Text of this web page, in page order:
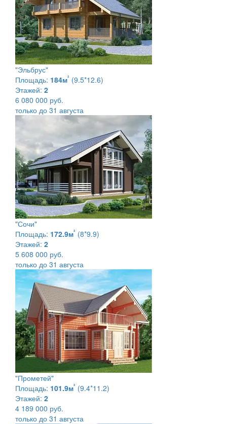
"Эльбрус"
Площадь: 184м² (9.5*12.6)
Этажей: 2
6 080 000 руб.
только до 31 августа
"Сочи"
Площадь: 172.9м² (8*9.9)
Этажей: 2
5 608 000 руб.
только до 31 августа
"Прометей"
Площадь: 101.9м² (9.4*11.2)
Этажей: 2
4 189 000 руб.
только до 31 августа